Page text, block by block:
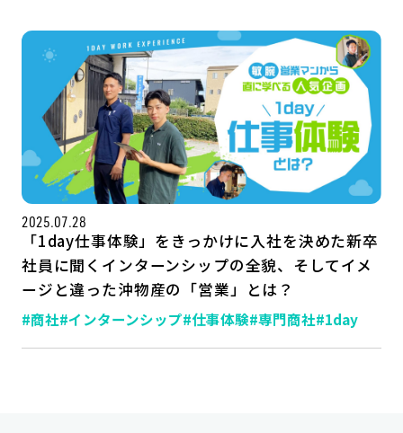
企業・業界研究はインタツアー
記事一覧
インタツアー活用法
運営会社
お問い合わせ
2025.07.28
「1day仕事体験」をきっかけに入社を決めた新卒
社員に聞くインターンシップの全貌、そしてイメ
ージと違った沖物産の「営業」とは？
#商社#インターンシップ#仕事体験#専門商社#1day